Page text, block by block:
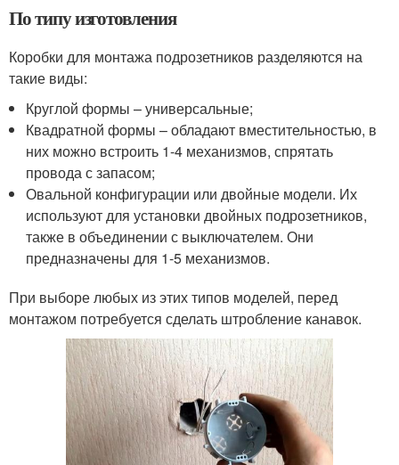
По типу изготовления
Коробки для монтажа подрозетников разделяются на
такие виды:
Круглой формы – универсальные;
Квадратной формы – обладают вместительностью, в
них можно встроить 1-4 механизмов, спрятать
провода с запасом;
Овальной конфигурации или двойные модели. Их
используют для установки двойных подрозетников,
также в объединении с выключателем. Они
предназначены для 1-5 механизмов.
При выборе любых из этих типов моделей, перед
монтажом потребуется сделать штробление канавок.